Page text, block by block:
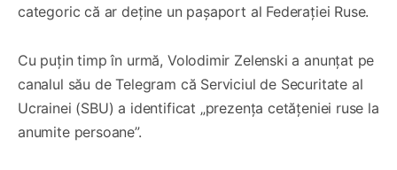
categoric că ar deține un pașaport al Federației Ruse.
Cu puțin timp în urmă, Volodimir Zelenski a anunțat pe
canalul său de Telegram că Serviciul de Securitate al
Ucrainei (SBU) a identificat „prezența cetățeniei ruse la
anumite persoane”.